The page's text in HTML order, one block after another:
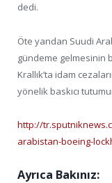
dedi.
Öte yandan Suudi
gündeme gelmesinin
Krallık’ta idam
yönelik baskıcı
http://
arabistan-boeing-
Ayrıca Bakınız: